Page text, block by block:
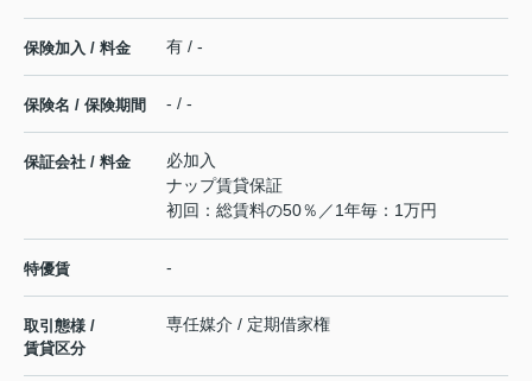
保険加入 / 料金 有 / -
保険名 / 保険期間 - / -
保証会社 / 料金
必加入
ナップ賃貸保証
初回：総賃料の50％／1年毎：1万円
特優賃 -
取引態様 /
賃貸区分
専任媒介 / 定期借家権